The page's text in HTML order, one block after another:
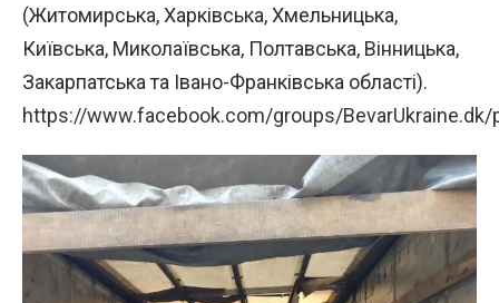
(Житомирська, Харківська, Хмельницька,
Київська, Миколаївська, Полтавська, Вінницька,
Закарпатська та Івано-Франківська області).
https://www.facebook.com/groups/